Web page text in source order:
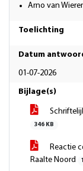
Arno van
Toelichting
Datum
01-07-2026
Bijlage(s)
346 KB
Reactie
Raalte Noord